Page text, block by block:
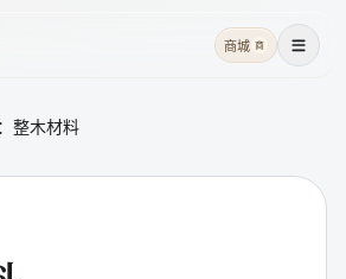
商城 商 菜单
整木材料